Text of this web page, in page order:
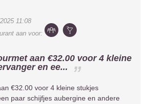
11:08
aan voor:
aan €32.00 voor 4 kleine
en ee...
€32.00 voor 4 kleine stukjes
paar schijfjes aubergine en andere